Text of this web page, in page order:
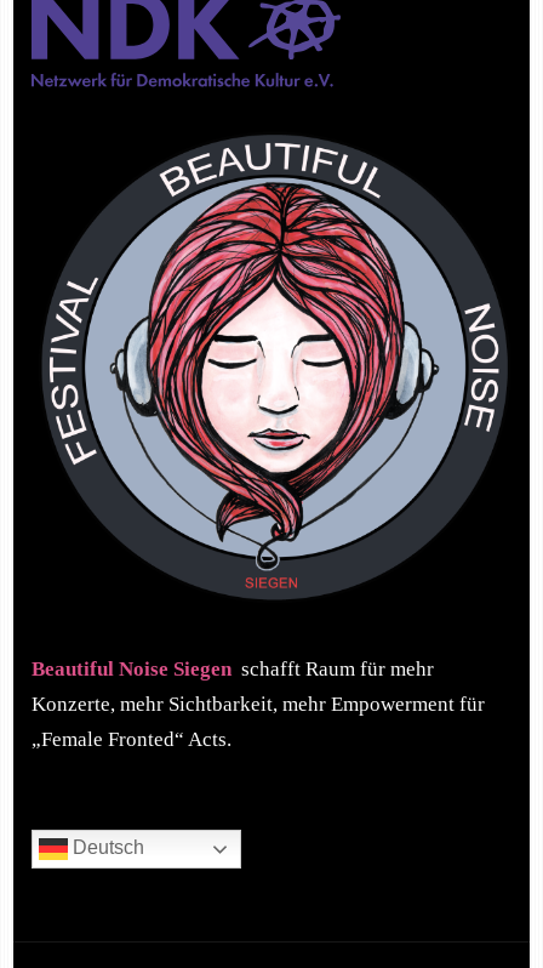
Beautiful Noise Siegen schafft Raum für mehr
Konzerte, mehr Sichtbarkeit, mehr Empowerment für
„Female Fronted“ Acts.
Deutsch